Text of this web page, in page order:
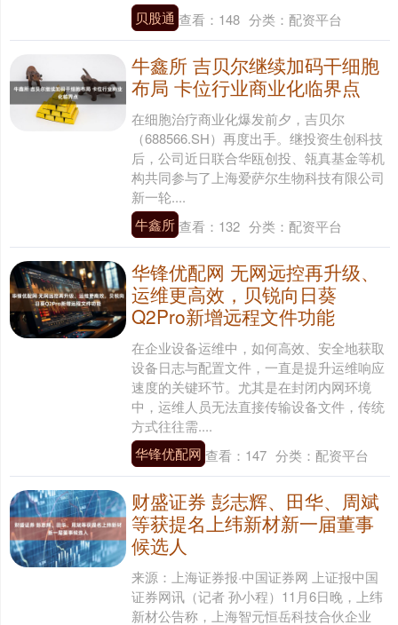
贝股通 查看： 148 分类： 配资平台
牛鑫所 吉贝尔继续加码干细胞
布局 卡位行业商业化临界点
在细胞治疗商业化爆发前夕，吉贝尔
（688566.SH）再度出手。继投资生创科技
后，公司近日联合华瓯创投、瓴真基金等机
构共同参与了上海爱萨尔生物科技有限公司
新一轮....
牛鑫所查看： 132 分类： 配资平台
华锋优配网 无网远控再升级、
运维更高效，贝锐向日葵
Q2Pro新增远程文件功能
在企业设备运维中，如何高效、安全地获取
设备日志与配置文件，一直是提升运维响应
速度的关键环节。尤其是在封闭内网环境
中，运维人员无法直接传输设备文件，传统
方式往往需....
华锋优配网 查看： 147 分类： 配资平台
财盛证券 彭志辉、田华、周斌
等获提名上纬新材新一届董事
候选人
来源：上海证券报·中国证券网 上证报中国
证券网讯（记者 孙小程）11月6日晚，上纬
新材公告称，上海智元恒岳科技合伙企业